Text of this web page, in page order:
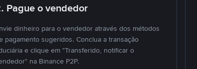
Pague o vendedor
dinheiro para o vendedor através dos métodos
pagamento sugeridos. Conclua a transação
e clique em "Transferido, notificar o
na Binance P2P.